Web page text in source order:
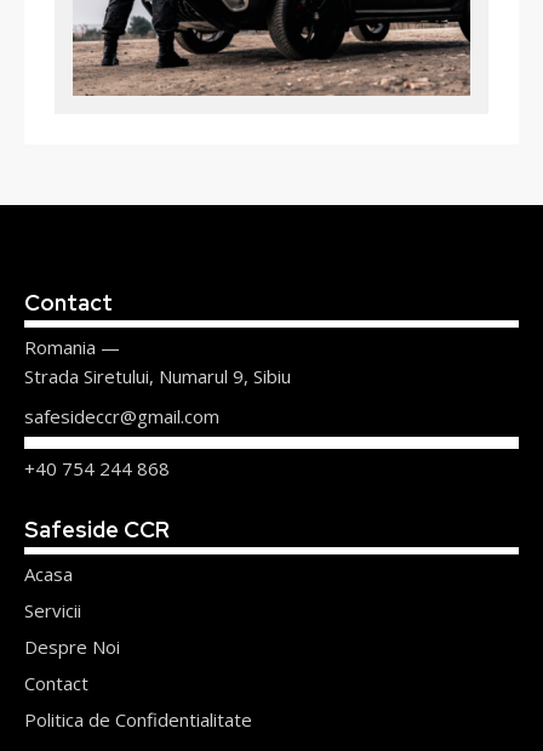
Contact
Romania —
Strada Siretului, Numarul 9, Sibiu
safesideccr@gmail.com
+40 754 244 868
Safeside CCR
Acasa
Servicii
Despre Noi
Contact
Politica de Confidentialitate